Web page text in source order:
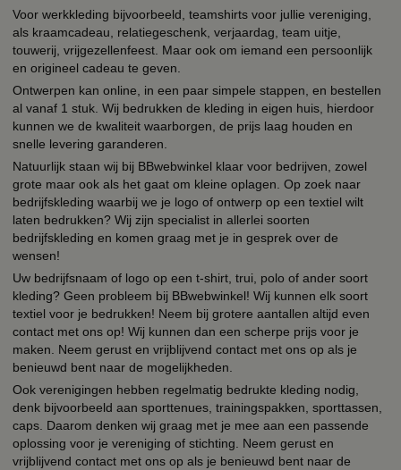
Voor werkkleding bijvoorbeeld, teamshirts voor jullie vereniging,
als kraamcadeau, relatiegeschenk, verjaardag, team uitje,
touwerij, vrijgezellenfeest. Maar ook om iemand een persoonlijk
en origineel cadeau te geven.
Ontwerpen kan online, in een paar simpele stappen, en bestellen
al vanaf 1 stuk. Wij bedrukken de kleding in eigen huis, hierdoor
kunnen we de kwaliteit waarborgen, de prijs laag houden en
snelle levering garanderen.
Natuurlijk staan wij bij BBwebwinkel klaar voor bedrijven, zowel
grote maar ook als het gaat om kleine oplagen. Op zoek naar
bedrijfskleding waarbij we je logo of ontwerp op een textiel wilt
laten bedrukken? Wij zijn specialist in allerlei soorten
bedrijfskleding en komen graag met je in gesprek over de
wensen!
Uw bedrijfsnaam of logo op een t-shirt, trui, polo of ander soort
kleding? Geen probleem bij BBwebwinkel! Wij kunnen elk soort
textiel voor je bedrukken! Neem bij grotere aantallen altijd even
contact met ons op! Wij kunnen dan een scherpe prijs voor je
maken. Neem gerust en vrijblijvend contact met ons op als je
benieuwd bent naar de mogelijkheden.
Ook verenigingen hebben regelmatig bedrukte kleding nodig,
denk bijvoorbeeld aan sporttenues, trainingspakken, sporttassen,
caps. Daarom denken wij graag met je mee aan een passende
oplossing voor je vereniging of stichting. Neem gerust en
vrijblijvend contact met ons op als je benieuwd bent naar de